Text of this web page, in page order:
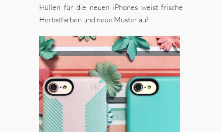
Hüllen für die neuen iPhones weist frische
Herbstfarben und neue Muster auf.